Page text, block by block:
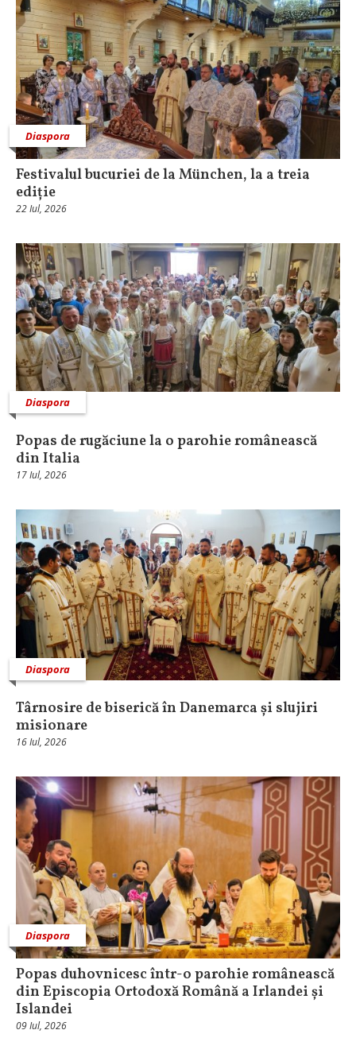
Diaspora
Festivalul bucuriei de la München, la a treia
ediție
22 Iul, 2026
Diaspora
Popas de rugăciune la o parohie românească
din Italia
17 Iul, 2026
Diaspora
Târnosire de biserică în Danemarca și slujiri
misionare
16 Iul, 2026
Diaspora
Popas duhovnicesc într-o parohie românească
din Episcopia Ortodoxă Română a Irlandei și
Islandei
09 Iul, 2026